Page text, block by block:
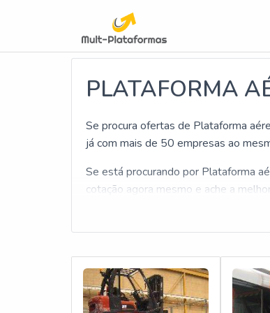
Buscas relacionadas: Plataforma
PLATAFORMA
Se procura ofertas de Plataforma
já com mais de 50 empresas ao
Se está procurando por Plataforma
cotação agora mesmo e ache a
É isto mesmo! Quando o assunto é
O Soluções Industriais objetiva seus
tecnologia de ponta, tudo isso para